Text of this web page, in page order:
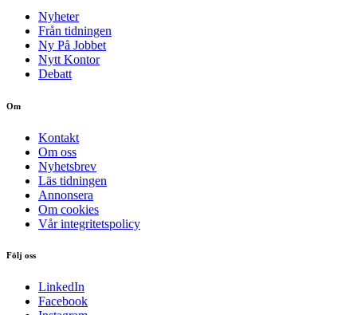
Nyheter
Från tidningen
Ny På Jobbet
Nytt Kontor
Debatt
Om
Kontakt
Om oss
Nyhetsbrev
Läs tidningen
Annonsera
Om cookies
Vår integritetspolicy
Följ oss
LinkedIn
Facebook